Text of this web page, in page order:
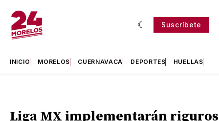
Suscríbete
INICIO MORELOS CUERNAVACA DEPORTES HUELLAS
Liga MX implementarán